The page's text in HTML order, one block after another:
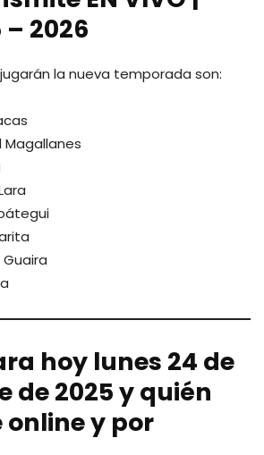
– 2026
la nueva temporada son:
hoy lunes 24 de
de 2025 y quién
y por